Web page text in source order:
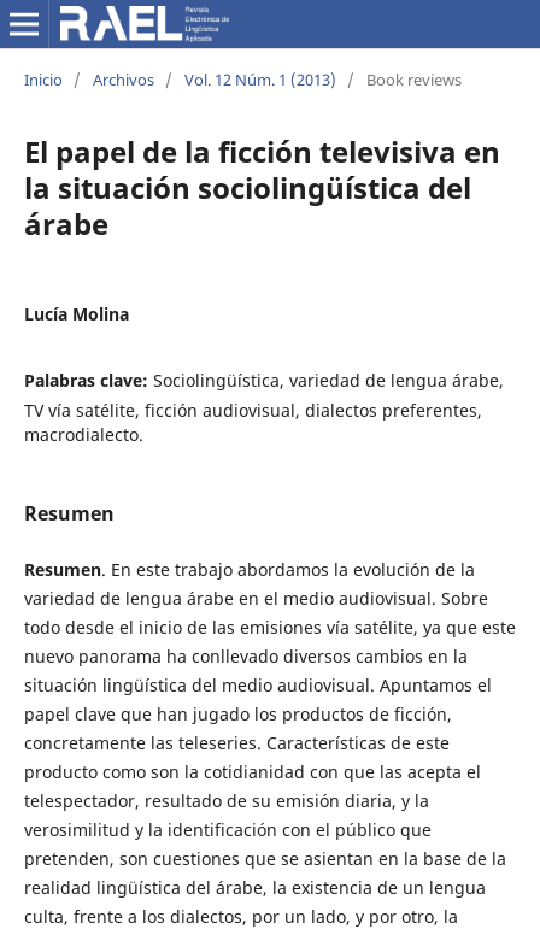
Inicio / Archivos / Vol. 12 Núm. 1 (2013) / Book reviews
El papel de la ficción televisiva en
la situación sociolingüística del
árabe
Lucía Molina
Palabras clave: Sociolingüística, variedad de lengua árabe,
TV vía satélite, ficción audiovisual, dialectos preferentes,
macrodialecto.
Resumen
Resumen. En este trabajo abordamos la evolución de la
variedad de lengua árabe en el medio audiovisual. Sobre
todo desde el inicio de las emisiones vía satélite, ya que este
nuevo panorama ha conllevado diversos cambios en la
situación lingüística del medio audiovisual. Apuntamos el
papel clave que han jugado los productos de ficción,
concretamente las teleseries. Características de este
producto como son la cotidianidad con que las acepta el
telespectador, resultado de su emisión diaria, y la
verosimilitud y la identificación con el público que
pretenden, son cuestiones que se asientan en la base de la
realidad lingüística del árabe, la existencia de un lengua
culta, frente a los dialectos, por un lado, y por otro, la